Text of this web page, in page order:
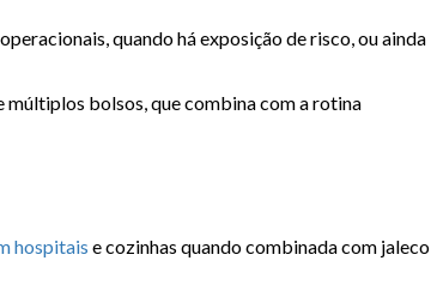
quando há exposição de risco, ou ainda
múltiplos bolsos, que combina com a rotina
hospitais e cozinhas quando combinada com jaleco